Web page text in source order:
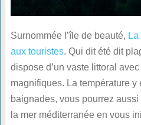
Surnommée l’île de beauté,
aux touristes. Qui dit été dit
dispose d’un vaste littoral
magnifiques. La température y
baignades, vous pourrez
la mer méditerranée en vous